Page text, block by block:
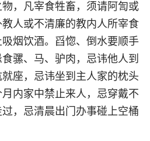
，凡宰食牲畜，须请阿訇或
人或不清廉的教内人所宰食
烟饮酒。舀惚、倒水要顺手
骡、马、驴肉，忌讳他人到
座，忌讳坐到主人家的枕头
内家中禁止来人，忌穿戴不
，忌清晨出门办事碰上空桶